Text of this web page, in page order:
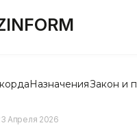
НазначенияЗакон и
Апреля 2026